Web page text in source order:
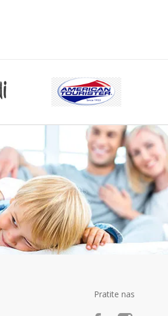
Pratite nas